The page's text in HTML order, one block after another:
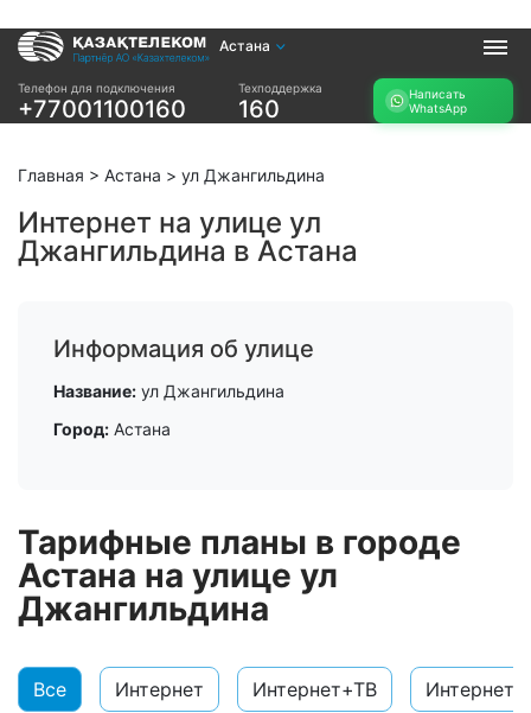
Астана
Телефон для подключения
+77001100160
Техподдержка
160
Написать
WhatsApp
Услуги
Интернет и ТВ в
Интернет и ТВ в
Интернет в офис
Прочее
возможность
названию ЖК
подбор тарифа
Подключиться к
Главная > Астана > ул Джангильдина
Интернет на улице ул
Джангильдина в Астана
Информация об улице
Название: ул Джангильдина
Город: Астана
Тарифные планы в городе
Астана на улице ул
Джангильдина
Все Интернет Интернет+ТВ